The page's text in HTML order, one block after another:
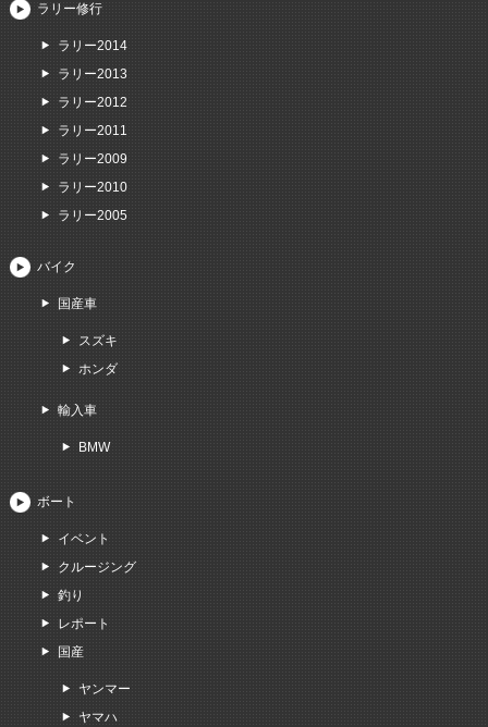
ラリー修行
ラリー2014
ラリー2013
ラリー2012
ラリー2011
ラリー2009
ラリー2010
ラリー2005
バイク
国産車
スズキ
ホンダ
輸入車
BMW
ボート
イベント
クルージング
釣り
レポート
国産
ヤンマー
ヤマハ